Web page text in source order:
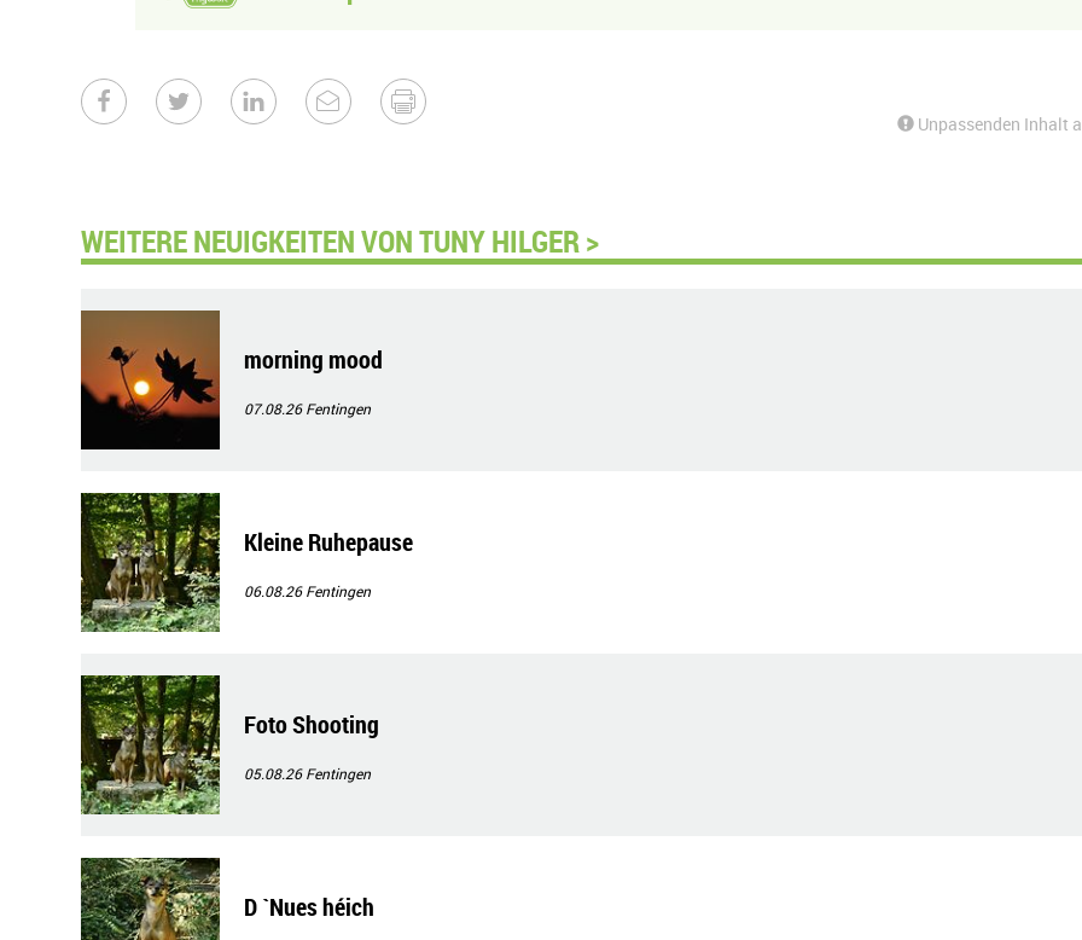
Unpassenden Inhalt
WEITERE NEUIGKEITEN VON TUNY HILGER >
morning mood
07.08.26Fentingen
Kleine Ruhepause
06.08.26Fentingen
Foto Shooting
05.08.26Fentingen
D `Nues héich